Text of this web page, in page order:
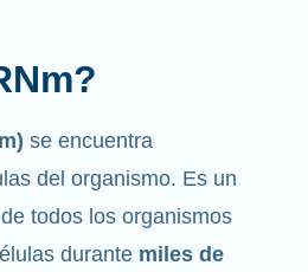
que